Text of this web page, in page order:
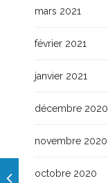
mars 2021
février 2021
janvier 2021
décembre 2020
novembre 2020
octobre 2020